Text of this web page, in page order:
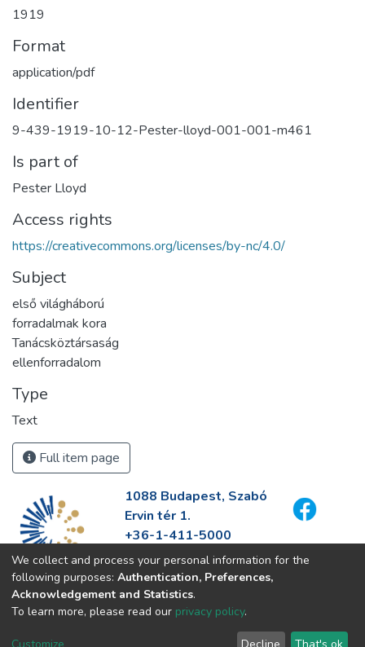
1919
Format
application/pdf
Identifier
9-439-1919-10-12-Pester-lloyd-001-001-m461
Is part of
Pester Lloyd
Access rights
https://creativecommons.org/licenses/by-nc/4.0/
Subject
első világháború
forradalmak kora
Tanácsköztársaság
ellenforradalom
Type
Text
Full item page
1088 Budapest, Szabó
Ervin tér 1.
+36-1-411-5000
info@fszek.hu
https://fszek.hu
We collect and process your personal information for the
following purposes: Authentication, Preferences,
Acknowledgement and Statistics.
To learn more, please read our privacy policy.